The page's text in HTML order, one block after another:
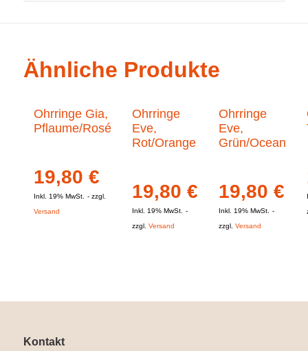
Ähnliche Produkte
Ohrringe Gia,
Pflaume/Rosé
19,80 €
Inkl. 19% MwSt.
zzgl.
Versand
Ohrringe
Eve,
Rot/Orange
19,80 €
Inkl. 19% MwSt.
zzgl. Versand
Ohrringe
Eve,
Grün/Ocean
19,80 €
Inkl. 19% MwSt.
zzgl. Versand
Kontakt